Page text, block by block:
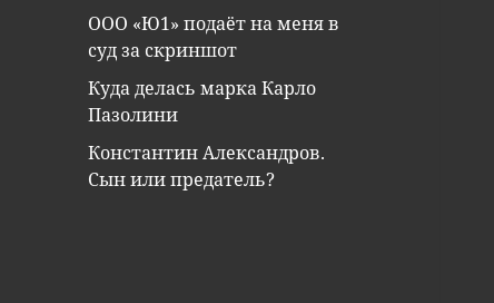
ООО «Ю1» подаёт на меня в
суд за скриншот
Куда делась марка Карло
Пазолини
Константин Александров.
Сын или предатель?